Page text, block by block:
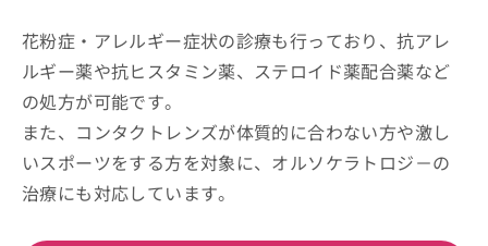
花粉症・アレルギー症状の診療も行っており、抗アレ
ルギー薬や抗ヒスタミン薬、ステロイド薬配合薬など
の処方が可能です。
また、コンタクトレンズが体質的に合わない方や激し
いスポーツをする方を対象に、オルソケラトロジ－の
治療にも対応しています。